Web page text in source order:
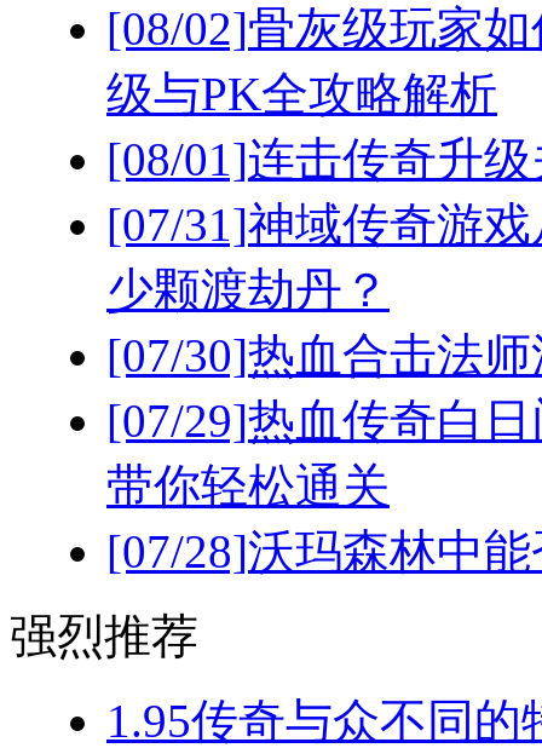
[08/02]骨灰级玩家
级与PK全攻略解析
[08/01]连击传奇升
[07/31]神域传奇游
少颗渡劫丹？
[07/30]热血合击法
[07/29]热血传奇白
带你轻松通关
[07/28]沃玛森林中
强烈推荐
1.95传奇与众不同